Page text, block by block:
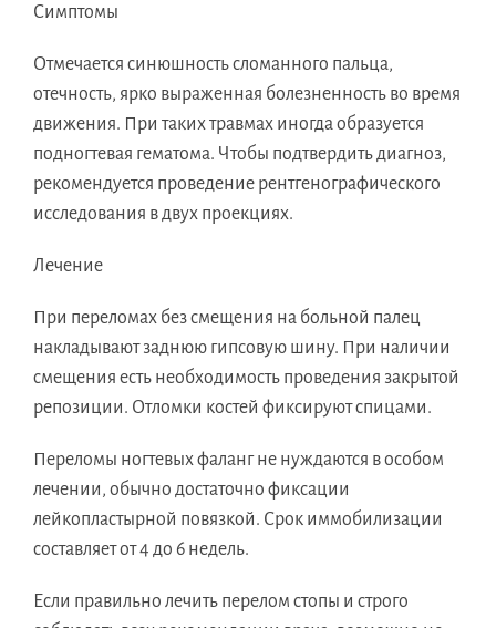
Симптомы
Отмечается синюшность сломанного пальца,
отечность, ярко выраженная болезненность во время
движения. При таких травмах иногда образуется
подногтевая гематома. Чтобы подтвердить диагноз,
рекомендуется проведение рентгенографического
исследования в двух проекциях.
Лечение
При переломах без смещения на больной палец
накладывают заднюю гипсовую шину. При наличии
смещения есть необходимость проведения закрытой
репозиции. Отломки костей фиксируют спицами.
Переломы ногтевых фаланг не нуждаются в особом
лечении, обычно достаточно фиксации
лейкопластырной повязкой. Срок иммобилизации
составляет от 4 до 6 недель.
Если правильно лечить перелом стопы и строго